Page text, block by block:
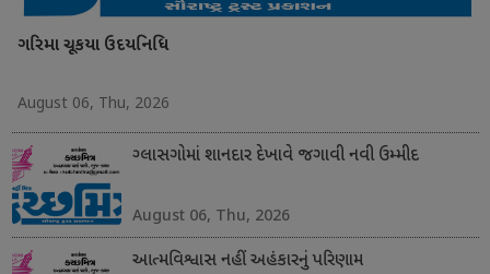
ગરિમા ચૂકયા ઉદયનિધિ
August 06, Thu, 2026
ગ્લાસગોમાં શાનદાર દેખાવે જગાવી નવી ઉમ્મીદ
August 06, Thu, 2026
આત્મવિશ્વાસ નહીં અહંકારનું પરિણામ